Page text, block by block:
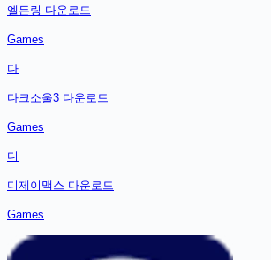
엘든링 다운로드
Games
다
다크소울3 다운로드
Games
디
디제이맥스 다운로드
Games